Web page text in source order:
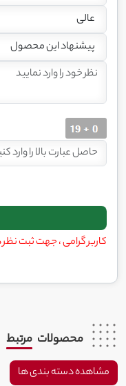
کاربر گرامی ، جهت ثبت
محصولات مرتبط
مشاهده دسته بندی ها